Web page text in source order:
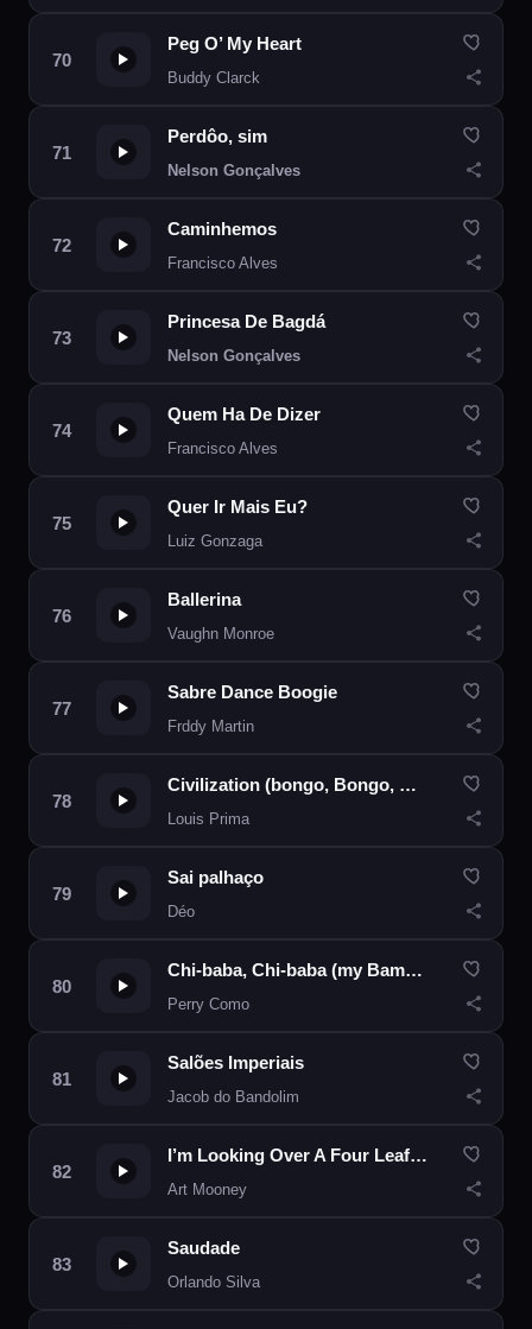
Peg O’ My Heart
Buddy Clarck
Perdôo, sim
Nelson Gonçalves
Caminhemos
Francisco Alves
Princesa De Bagdá
Nelson Gonçalves
Quem Ha De Dizer
Francisco Alves
Quer Ir Mais Eu?
Luiz Gonzaga
Ballerina
Vaughn Monroe
Sabre Dance Boogie
Frddy Martin
Civilization (bongo, Bongo, Bongo)
Louis Prima
Sai palhaço
Déo
Chi-baba, Chi-baba (my Bambino Go To Sleep)
Perry Como
Salões Imperiais
Jacob do Bandolim
I’m Looking Over A Four Leaf Clover
Art Mooney
Saudade
Orlando Silva